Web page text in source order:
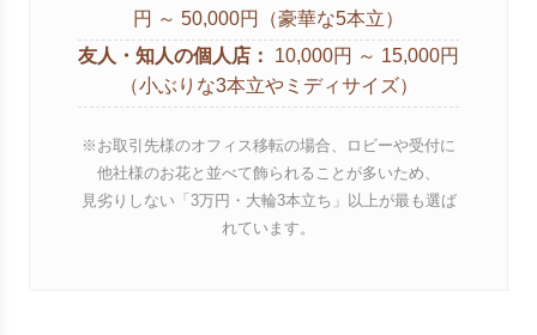
円 ～ 50,000円（豪華な5本立）
友人・知人の個人店：
10,000円 ～ 15,000円
（小ぶりな3本立やミディサイズ）
※お取引先様のオフィス移転の場合、ロビーや受付に
他社様のお花と並べて飾られることが多いため、
見劣りしない「3万円・大輪3本立ち」以上が最も選ば
れています。